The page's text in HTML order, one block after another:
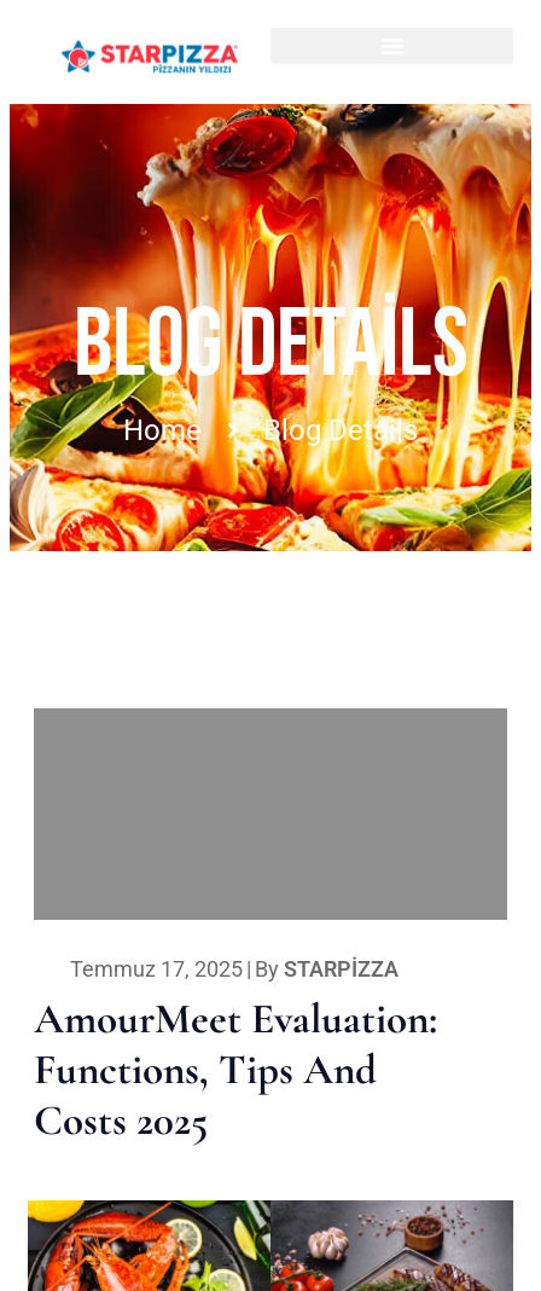
BLOG DETAILS
Home Blog Details
Temmuz 17, 2025| By STARPIZZA
AmourMeet Evaluation:
Functions, Tips And
Costs 2025